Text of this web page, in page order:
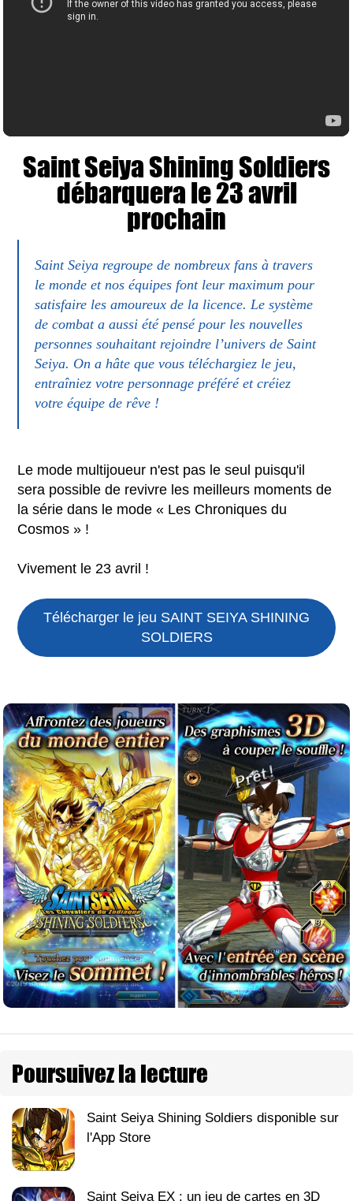
Saint Seiya Shining Soldiers
débarquera le 23 avril
prochain
Saint Seiya regroupe de nombreux fans à travers
le monde et nos équipes font leur maximum pour
satisfaire les amoureux de la licence. Le système
de combat a aussi été pensé pour les nouvelles
personnes souhaitant rejoindre l’univers de Saint
Seiya. On a hâte que vous téléchargiez le jeu,
entraîniez votre personnage préféré et créiez
votre équipe de rêve !
Le mode multijoueur n'est pas le seul puisqu'il
sera possible de revivre les meilleurs moments de
la série dans le mode « Les Chroniques du
Cosmos » !
Vivement le 23 avril !
Télécharger le jeu SAINT SEIYA SHINING
SOLDIERS
Poursuivez la lecture
Saint Seiya Shining Soldiers disponible sur
l'App Store
Saint Seiya EX : un jeu de cartes en 3D